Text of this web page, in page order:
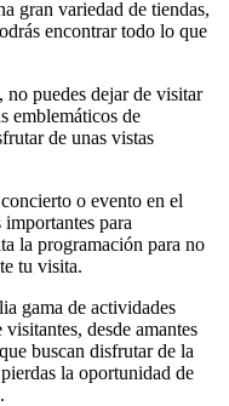
gran variedad de tiendas,
encontrar todo lo que
no puedes dejar de visitar
emblemáticos de
de unas vistas
o evento en el
para
la programación para no
tu visita.
gama de actividades
desde amantes
buscan disfrutar de la
la oportunidad de